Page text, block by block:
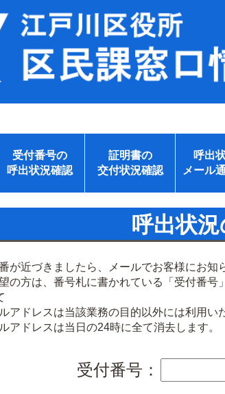
受付番号の
呼出状況確認
証明書の
交付状況確認
呼出
メール
呼出状
が近づきましたら、メールでお客様にお知
の方は、番号札に書かれている「受付番号
アドレスは当該業務の目的以外には利用い
アドレスは当日の24時に全て消去します。
受付番号：